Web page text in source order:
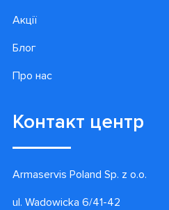
Акції
Блог
Про нас
Контакт центр
Armaservis Poland Sp. z o.o.
ul. Wadowicka 6/41-42